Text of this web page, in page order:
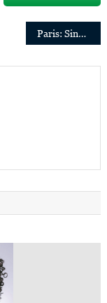
​Paris: Sindiso Khumalo en lice pour le Prix LVMH 2020